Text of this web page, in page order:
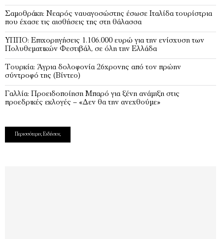
Σαμοθράκη: Νεαρός ναυαγοσώστης έσωσε Ιταλίδα τουρίστρια
που έχασε τις αισθήσεις της στη θάλασσα
ΥΠΠΟ: Επιχορηγήσεις 1.106.000 ευρώ για την ενίσχυση των
Πολυθεματικών Φεστιβάλ, σε όλη την Ελλάδα
Τουρκία: Άγρια δολοφονία 26χρονης από τον πρώην
σύντροφό της (Βίντεο)
Γαλλία: Προειδοποίηση Μπαρό για ξένη ανάμιξη στις
προεδρικές εκλογές – «Δεν θα την ανεχθούμε»
Περισσότερες Ειδήσεις